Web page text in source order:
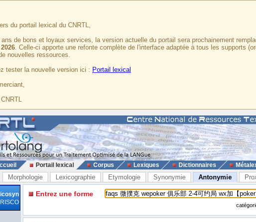
du portail lexical du CNRTL,
de bons et loyaux services, la version actuelle du portail sera prochainement
. Celle-ci apporte une refonte complète de l'interface adaptée à tous les supports
nouvelles ressources.
tester la nouvelle version ici : Portail lexical
Portail lexical Corpus Lexiques Dictionnaires
Morphologie Lexicographie Etymologie Synonymie Antonymie
Entrez une forme